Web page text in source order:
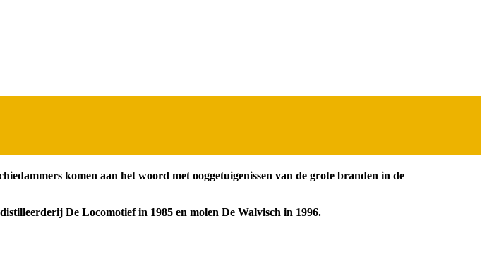
komen aan het woord met ooggetuigenissen van de grote branden in de
De Locomotief in 1985 en molen De Walvisch in 1996.